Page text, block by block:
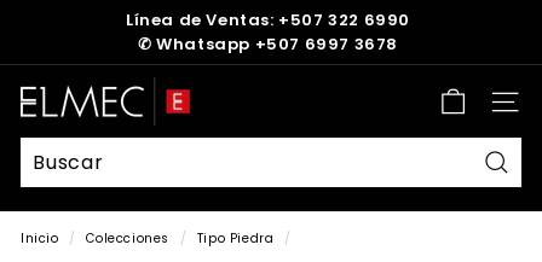
diapositivas
pausa
Línea de Ventas: +507 322 6990
✆ Whatsapp +507 6997 3678
E
L
M
E
C
Inicio / Colecciones / Tipo Piedra /